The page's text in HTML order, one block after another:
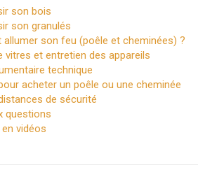
son bois
son granulés
allumer son feu (poêle et cheminées) ?
vitres et entretien des appareils
technique
acheter un poêle ou une cheminée
de sécurité
questions
vidéos